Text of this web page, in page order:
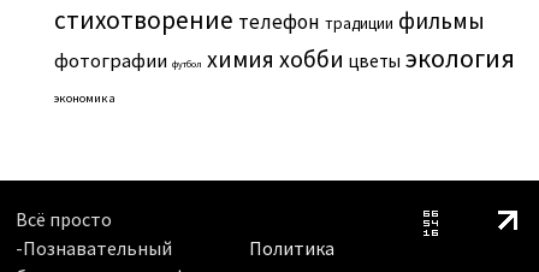
стихотворение телефон традиции фильмы
фотографии футбол химия хобби цветы экология
экономика
Всё просто
-Познавательный
Политика